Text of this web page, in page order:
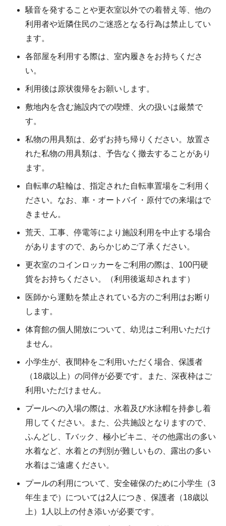
騒音を発することや更衣室以外での着替え等、他の
利用者や近隣住民のご迷惑となる行為は禁止してい
ます。
各部屋を利用する際は、室内履きをお持ちくださ
い。
利用後は原状復帰をお願いします。
敷地内を含む施設内での喫煙、火の扱いは厳禁で
す。
私物の用具類は、必ずお持ち帰りください。放置さ
れた私物の用具類は、予告なく撤去することがあり
ます。
自転車の駐輪は、指定された自転車置場をご利用く
ださい。なお、車・オートバイ・原付での来場はで
きません。
荒天、工事、停電等により施設利用を中止する場合
がありますので、あらかじめご了承ください。
更衣室のコインロッカーをご利用の際は、100円硬
貨をお持ちください。（利用後返却されます）
医師から運動を禁止されている方のご利用はお断り
します。
体育館の個人開放について、幼児はご利用いただけ
ません。
小学生が、夜間枠をご利用いただく場合、保護者
（18歳以上）の同伴が必要です。また、深夜枠はご
利用いただけません。
プールへの入場の際は、水着及び水泳帽を持参し着
用してください。また、公共施設となりますので、
ふんどし、Tバック、極小ビキニ、その他露出の多い
水着など、水着との判別が難しいもの、露出の多い
水着はご遠慮ください。
プールの利用について、安全確保のために小学生（3
年生まで）については2人につき、保護者（18歳以
上）1人以上の付き添いが必要です。